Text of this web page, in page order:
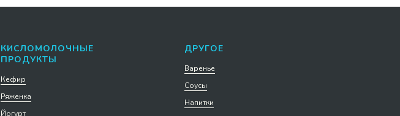
КИСЛОМОЛОЧНЫЕ
ПРОДУКТЫ
Кефир
Ряженка
Йогурт
ДРУГОЕ
Варенье
Соусы
Напитки